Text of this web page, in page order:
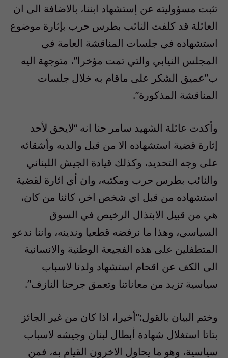
تثبت مسؤوليته عن إستشهاد ابننا، بالاضافة الى ان
العائلة قد كلفت النائب بطرس حرب بإثارة موضوع
استشهاده في جلسات المناقشة العامة في
المجلس النيابي والتي تمت مؤخرا”، متوجهة اليه
ب”عميق الشكر على ماقام به خلال جلسات
المناقشة المذكورة”.
وأكدت عائلة الشهيد سامر حنا انه “لايحق لأحد
إثارة قضية استشهاده الا من قبل والديه وأشقائه
على وجه التحديد، وكذلك قيادة الجيش اللبناني
والنائب بطرس حرب ومكتبه، وان أي اثارة لقضية
استشهاده من قبل اي شخص اخر، كائنا من كان،
هي من قبيل الابتذال الرخيص في السوق
السياسي، وهذا ما نرفضه قطعيا وندينه، واننا ندعو
المتطفلين على هذه الفجيعة الوطنية والانسانية
الى الكف عن اقحام استشهاد ولدنا لاسباب
سياسية تزيد من معاناتنا وتعمق جرحنا النازف”.
وختم البيان بالقول:”أخيرا، اذا كان من غير الجائز
بتاتا استغلال شهادة أبطال لبنان وجيشه لاسباب
سياسية، وهو ما يحاول الاخرون القيام به، فمن